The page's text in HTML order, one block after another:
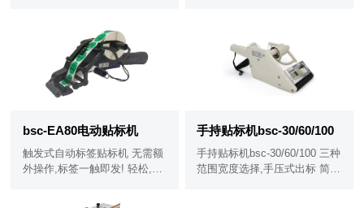
bsc-EA80电动贴标机
触发式自动标签贴标机 无需额
外操作,标签一触即发! 轻松,便
手持贴标机bsc-30/60/100
手持贴标机bsc-30/60/100 三种
范围宽度选择,手压式出标 简